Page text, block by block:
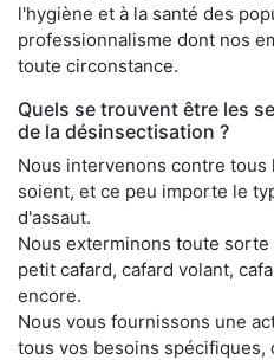
l'hygiène et à la santé des
professionnalisme dont nos
toute circonstance.
Quels se trouvent être les
de la désinsectisation ?
Nous intervenons contre
soient, et ce peu importe le
d'assaut.
Nous exterminons toute sorte
petit cafard, cafard volant,
encore.
Nous vous fournissons une
tous vos besoins spécifiques,